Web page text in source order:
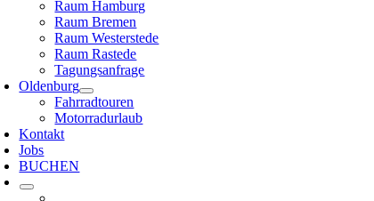
Raum Hamburg
Raum Bremen
Raum Westerstede
Raum Rastede
Tagungsanfrage
Oldenburg
Fahrradtouren
Motorradurlaub
Kontakt
Jobs
BUCHEN